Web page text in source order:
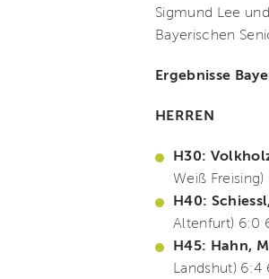
Sigmund Lee
Bayerischen
Ergebnisse
HERREN
H30:
Weiß Freising)
H40:
Altenfurt) 6:0
H45: Hahn,
Landshut) 6:4